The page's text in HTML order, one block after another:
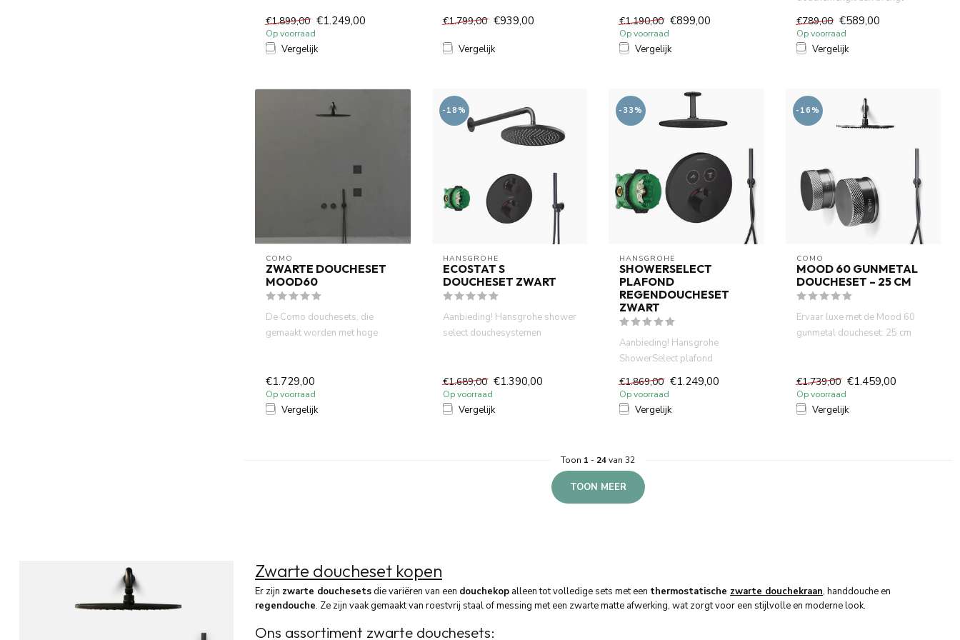
mix...
€1.899,00 €1.249,00
Op voorraad
Vergelijk
€1.799,00 €939,00
Vergelijk
€1.190,00 €899,00
Op voorraad
Vergelijk
kwaliteit en stijl in uw badka...
€789,00 €589,00
Op voorraad
Vergelijk
COMO
ZWARTE DOUCHESET
MOOD60
De Como douchesets, die
gemaakt worden met hoge
€1.729,00
Op voorraad
Vergelijk
-18%
HANSGROHE
ECOSTAT S
DOUCHESET ZWART
Aanbieding! Hansgrohe shower
select douchesystemen
€1.689,00 €1.390,00
Op voorraad
Vergelijk
-33%
HANSGROHE
SHOWERSELECT
PLAFOND
REGENDOUCHESET
ZWART
Aanbieding! Hansgrohe
ShowerSelect plafond
Thermost...
€1.869,00 €1.249,00
Op voorraad
Vergelijk
-16%
COMO
MOOD 60 GUNMETAL
DOUCHESET – 25 CM
Ervaar luxe met de Mood 60
gunmetal doucheset: 25 cm
€1.739,00 €1.459,00
Op voorraad
Vergelijk
Toon 1 - 24van 32
TOON MEER
Zwarte doucheset kopen
Er zijn zwarte douchesetsdie variëren van een douchekop alleen tot volledige sets met een thermostatische zwarte douchekraan, handdouche en
regendouche. Ze zijn vaak gemaakt van roestvrij staal of messing met een zwarte matte afwerking, wat zorgt voor een stijlvolle en moderne look.
Ons assortiment zwarte douchesets: